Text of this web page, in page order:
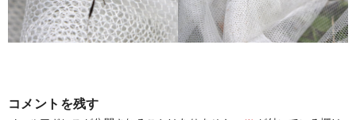
コメントを残す